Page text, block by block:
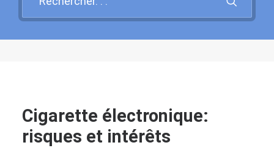
Cigarette électronique:
risques et intérêts